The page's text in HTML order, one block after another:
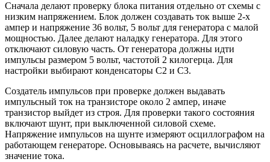
Сначала делают проверку блока питания отдельно от схемы с
низким напряжением. Блок должен создавать ток выше 2-х
ампер и напряжение 36 вольт, 5 вольт для генератора с малой
мощностью. Далее делают наладку генератора. Для этого
отключают силовую часть. От генератора должны идти
импульсы размером 5 вольт, частотой 2 килогерца. Для
настройки выбирают конденсаторы С2 и С3.
Создатель импульсов при проверке должен выдавать
импульсный ток на транзисторе около 2 ампер, иначе
транзистор выйдет из строя. Для проверки такого состояния
включают шунт, при выключенной силовой схеме.
Напряжение импульсов на шунте измеряют осциллографом на
работающем генераторе. Основываясь на расчете, вычисляют
значение тока.